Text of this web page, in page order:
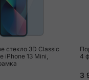
стекло 3D Classic
iPhone 13 Mini,
4
3